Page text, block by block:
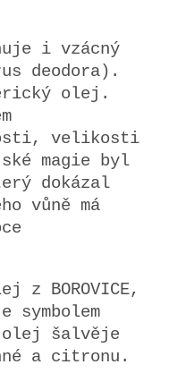
i vzácný
deodora).
olej.
velikosti
magie byl
dokázal
vůně má
z BOROVICE,
symbolem
šalvěje
a citronu.